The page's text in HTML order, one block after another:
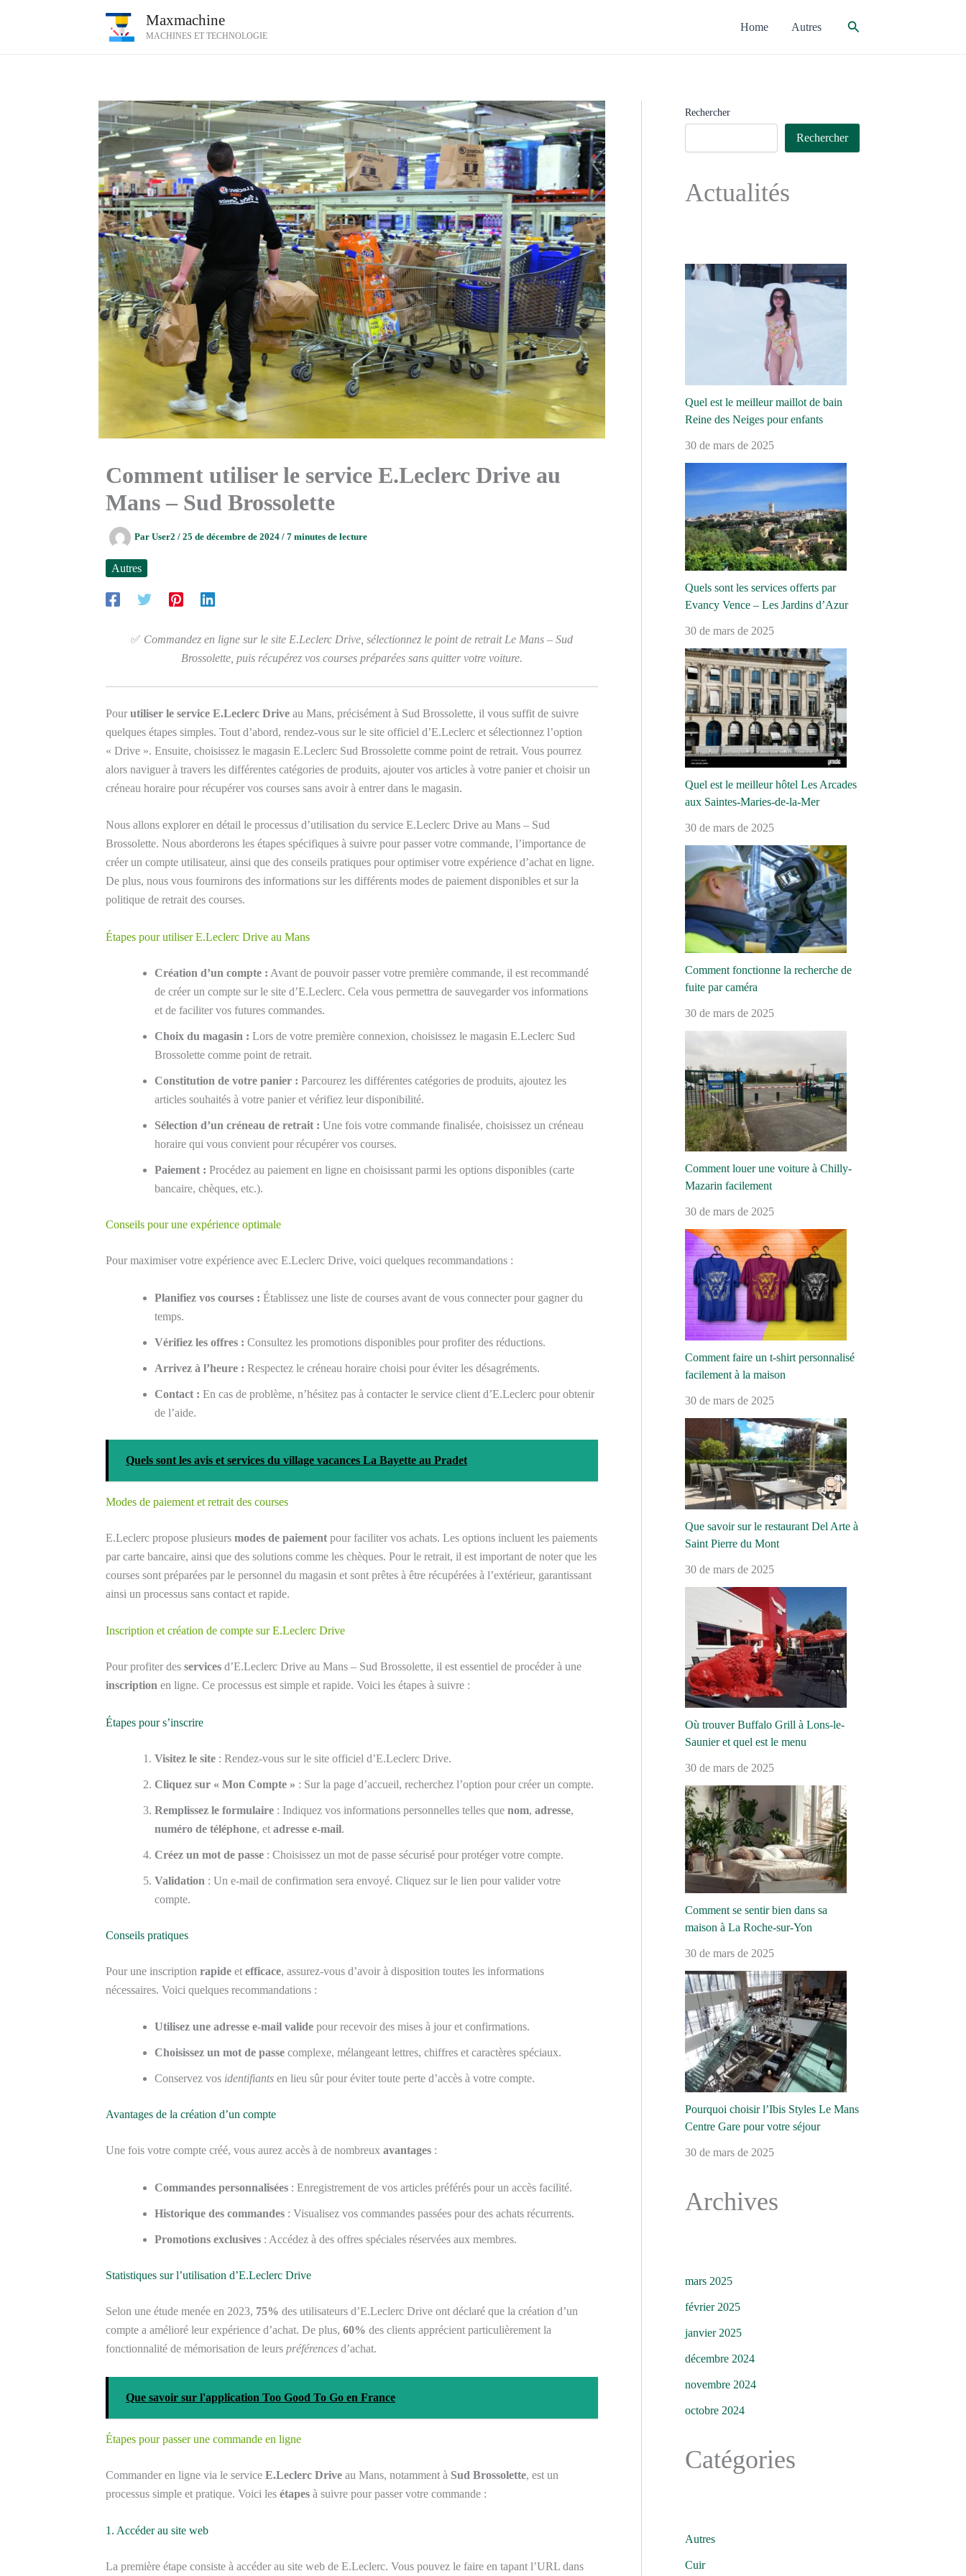
Maxmachine
MACHINES ET TECHNOLOGIE
Home Autres Rechercher
Comment utiliser le service E.Leclerc Drive au
Mans – Sud Brossolette
Par User2 / 25 de décembre de 2024 / 7 minutes de lecture
Autres
✅ Commandez en ligne sur le site E.Leclerc Drive, sélectionnez le point de retrait Le Mans – Sud
Brossolette, puis récupérez vos courses préparées sans quitter votre voiture.
Pour utiliser le service E.Leclerc Drive au Mans, précisément à Sud Brossolette, il vous suffit de suivre
quelques étapes simples. Tout d’abord, rendez-vous sur le site officiel d’E.Leclerc et sélectionnez l’option
« Drive ». Ensuite, choisissez le magasin E.Leclerc Sud Brossolette comme point de retrait. Vous pourrez
alors naviguer à travers les différentes catégories de produits, ajouter vos articles à votre panier et choisir un
créneau horaire pour récupérer vos courses sans avoir à entrer dans le magasin.
Nous allons explorer en détail le processus d’utilisation du service E.Leclerc Drive au Mans – Sud
Brossolette. Nous aborderons les étapes spécifiques à suivre pour passer votre commande, l’importance de
créer un compte utilisateur, ainsi que des conseils pratiques pour optimiser votre expérience d’achat en ligne.
De plus, nous vous fournirons des informations sur les différents modes de paiement disponibles et sur la
politique de retrait des courses.
Étapes pour utiliser E.Leclerc Drive au Mans
Création d’un compte : Avant de pouvoir passer votre première commande, il est recommandé
de créer un compte sur le site d’E.Leclerc. Cela vous permettra de sauvegarder vos informations
et de faciliter vos futures commandes.
Choix du magasin : Lors de votre première connexion, choisissez le magasin E.Leclerc Sud
Brossolette comme point de retrait.
Constitution de votre panier : Parcourez les différentes catégories de produits, ajoutez les
articles souhaités à votre panier et vérifiez leur disponibilité.
Sélection d’un créneau de retrait : Une fois votre commande finalisée, choisissez un créneau
horaire qui vous convient pour récupérer vos courses.
Paiement : Procédez au paiement en ligne en choisissant parmi les options disponibles (carte
bancaire, chèques, etc.).
Conseils pour une expérience optimale
Pour maximiser votre expérience avec E.Leclerc Drive, voici quelques recommandations :
Planifiez vos courses : Établissez une liste de courses avant de vous connecter pour gagner du
temps.
Vérifiez les offres : Consultez les promotions disponibles pour profiter des réductions.
Arrivez à l’heure : Respectez le créneau horaire choisi pour éviter les désagréments.
Contact : En cas de problème, n’hésitez pas à contacter le service client d’E.Leclerc pour obtenir
de l’aide.
Quels sont les avis et services du village vacances La Bayette au Pradet
Modes de paiement et retrait des courses
E.Leclerc propose plusieurs modes de paiement pour faciliter vos achats. Les options incluent les paiements
par carte bancaire, ainsi que des solutions comme les chèques. Pour le retrait, il est important de noter que les
courses sont préparées par le personnel du magasin et sont prêtes à être récupérées à l’extérieur, garantissant
ainsi un processus sans contact et rapide.
Inscription et création de compte sur E.Leclerc Drive
Pour profiter des services d’E.Leclerc Drive au Mans – Sud Brossolette, il est essentiel de procéder à une
inscription en ligne. Ce processus est simple et rapide. Voici les étapes à suivre :
Étapes pour s’inscrire
Visitez le site : Rendez-vous sur le site officiel d’E.Leclerc Drive.
Cliquez sur « Mon Compte » : Sur la page d’accueil, recherchez l’option pour créer un compte.
Remplissez le formulaire : Indiquez vos informations personnelles telles que nom, adresse,
numéro de téléphone, et adresse e-mail.
Créez un mot de passe : Choisissez un mot de passe sécurisé pour protéger votre compte.
Validation : Un e-mail de confirmation sera envoyé. Cliquez sur le lien pour valider votre
compte.
Conseils pratiques
Pour une inscription rapide et efficace, assurez-vous d’avoir à disposition toutes les informations
nécessaires. Voici quelques recommandations :
Utilisez une adresse e-mail valide pour recevoir des mises à jour et confirmations.
Choisissez un mot de passe complexe, mélangeant lettres, chiffres et caractères spéciaux.
Conservez vos identifiants en lieu sûr pour éviter toute perte d’accès à votre compte.
Avantages de la création d’un compte
Une fois votre compte créé, vous aurez accès à de nombreux avantages :
Commandes personnalisées : Enregistrement de vos articles préférés pour un accès facilité.
Historique des commandes : Visualisez vos commandes passées pour des achats récurrents.
Promotions exclusives : Accédez à des offres spéciales réservées aux membres.
Statistiques sur l’utilisation d’E.Leclerc Drive
Selon une étude menée en 2023, 75% des utilisateurs d’E.Leclerc Drive ont déclaré que la création d’un
compte a amélioré leur expérience d’achat. De plus, 60% des clients apprécient particulièrement la
fonctionnalité de mémorisation de leurs préférences d’achat.
Que savoir sur l'application Too Good To Go en France
Étapes pour passer une commande en ligne
Commander en ligne via le service E.Leclerc Drive au Mans, notamment à Sud Brossolette, est un
processus simple et pratique. Voici les étapes à suivre pour passer votre commande :
1. Accéder au site web
La première étape consiste à accéder au site web de E.Leclerc. Vous pouvez le faire en tapant l’URL dans
Rechercher
Rechercher
Actualités
Quel est le meilleur maillot de bain
Reine des Neiges pour enfants
30 de mars de 2025
Quels sont les services offerts par
Evancy Vence – Les Jardins d’Azur
30 de mars de 2025
Quel est le meilleur hôtel Les Arcades
aux Saintes-Maries-de-la-Mer
30 de mars de 2025
Comment fonctionne la recherche de
fuite par caméra
30 de mars de 2025
Comment louer une voiture à Chilly-
Mazarin facilement
30 de mars de 2025
Comment faire un t-shirt personnalisé
facilement à la maison
30 de mars de 2025
Que savoir sur le restaurant Del Arte à
Saint Pierre du Mont
30 de mars de 2025
Où trouver Buffalo Grill à Lons-le-
Saunier et quel est le menu
30 de mars de 2025
Comment se sentir bien dans sa
maison à La Roche-sur-Yon
30 de mars de 2025
Pourquoi choisir l’Ibis Styles Le Mans
Centre Gare pour votre séjour
30 de mars de 2025
Archives
mars 2025
février 2025
janvier 2025
décembre 2024
novembre 2024
octobre 2024
Catégories
Autres
Cuir